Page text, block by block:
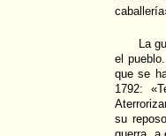
La
el
que se
1792:
su